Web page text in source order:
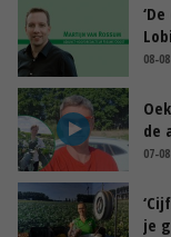
08-
de
07-
je